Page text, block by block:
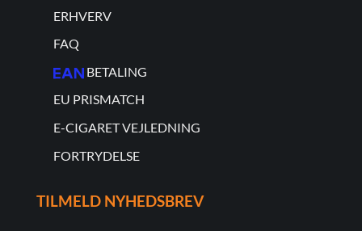
ERHVERV
FAQ
BETALING
EU PRISMATCH
E-CIGARET VEJLEDNING
FORTRYDELSE
TILMELD NYHEDSBREV